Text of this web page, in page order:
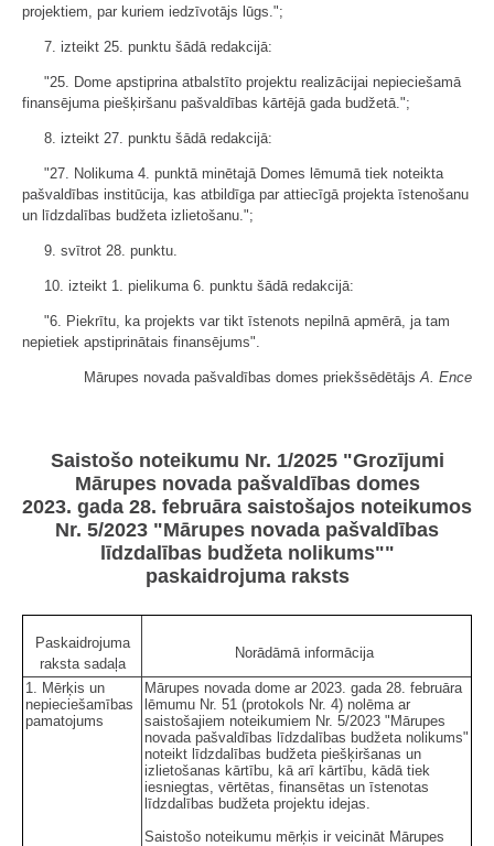
projektiem, par kuriem iedzīvotājs lūgs.";
7. izteikt 25. punktu šādā redakcijā:
"25. Dome apstiprina atbalstīto projektu realizācijai nepieciešamā
finansējuma piešķiršanu pašvaldības kārtējā gada budžetā.";
8. izteikt 27. punktu šādā redakcijā:
"27. Nolikuma 4. punktā minētajā Domes lēmumā tiek noteikta
pašvaldības institūcija, kas atbildīga par attiecīgā projekta īstenošanu
un līdzdalības budžeta izlietošanu.";
9. svītrot 28. punktu.
10. izteikt 1. pielikuma 6. punktu šādā redakcijā:
"6. Piekrītu, ka projekts var tikt īstenots nepilnā apmērā, ja tam
nepietiek apstiprinātais finansējums".
Mārupes novada pašvaldības domes priekšsēdētājsA. Ence
Saistošo noteikumu Nr. 1/2025 "Grozījumi
Mārupes novada pašvaldības domes
2023. gada 28. februāra saistošajos noteikumos
Nr. 5/2023 "Mārupes novada pašvaldības
līdzdalības budžeta nolikums""
paskaidrojuma raksts
Paskaidrojuma
raksta sadaļa
Norādāmā informācija
1. Mērķis un
nepieciešamības
pamatojums
Mārupes novada dome ar 2023. gada 28. februāra
lēmumu Nr. 51 (protokols Nr. 4) nolēma ar
saistošajiem noteikumiem Nr. 5/2023 "Mārupes
novada pašvaldības līdzdalības budžeta nolikums"
noteikt līdzdalības budžeta piešķiršanas un
izlietošanas kārtību, kā arī kārtību, kādā tiek
iesniegtas, vērtētas, finansētas un īstenotas
līdzdalības budžeta projektu idejas.
Saistošo noteikumu mērķis ir veicināt Mārupes